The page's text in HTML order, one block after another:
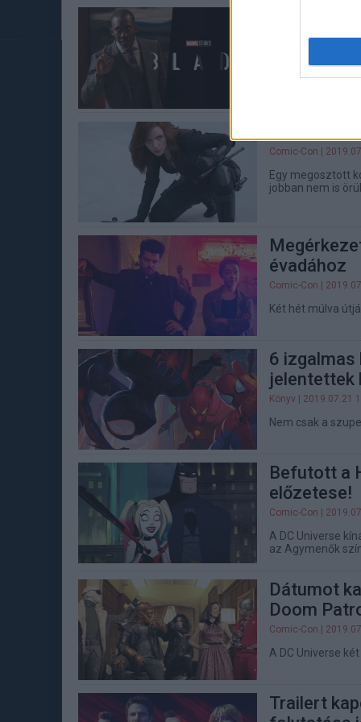
Comic-Con|
A Fénybenjáró
Comic-Con |
Egy megosztott
jobban nem is
évadához
Comic-Con |
Két hét múlva
6 izgalmas
jelentettek
Könyv | 2019.07.21
Nem csak a
Befutott a
előzetese!
Comic-Con |
A DC Universe
az Agymenők
Dátumot
Doom
Comic-Con |
A DC Universe
Trailert